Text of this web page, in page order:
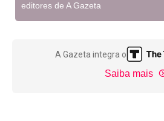
editores de A Gazeta
A Gazeta integra o
Saiba mais